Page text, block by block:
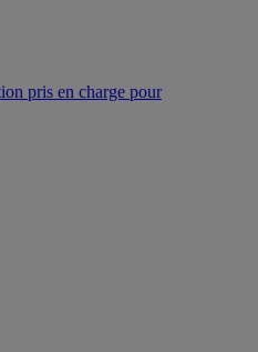
pris en charge pour